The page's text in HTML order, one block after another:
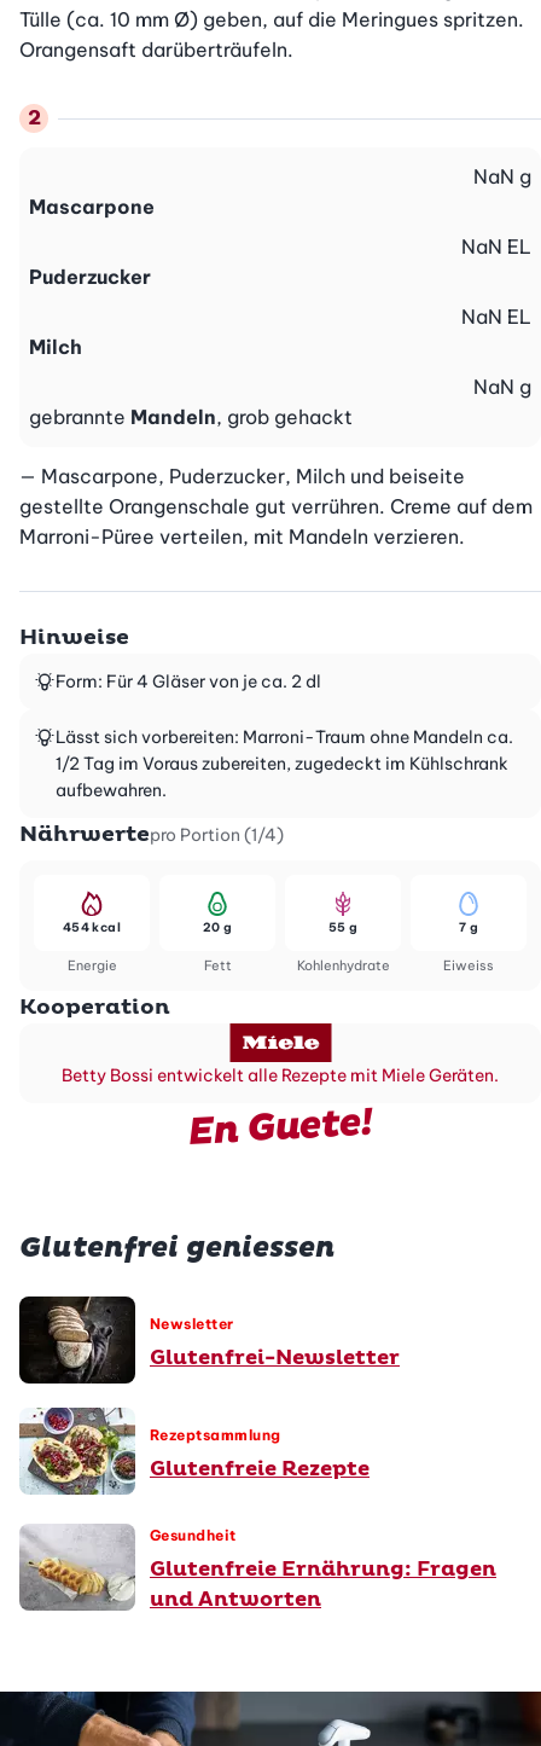
Tülle (ca. 10 mm Ø) geben, auf die Meringues spritzen.
Orangensaft darüberträufeln.
Mascarpone
NaN g
Puderzucker
NaN EL
Milch
NaN EL
gebrannte Mandeln, grob gehackt
NaN g
— Mascarpone, Puderzucker, Milch und beiseite
gestellte Orangenschale gut verrühren. Creme auf dem
Marroni-Püree verteilen, mit Mandeln verzieren.
Hinweise
Form: Für 4 Gläser von je ca. 2 dl
Lässt sich vorbereiten: Marroni-Traum ohne Mandeln ca.
1/2 Tag im Voraus zubereiten, zugedeckt im Kühlschrank
aufbewahren.
Nährwertepro Portion (1/4)
Energie
454 kcal
Fett
20 g
Kohlenhydrate
55 g
Eiweiss
7 g
Kooperation
Betty Bossi entwickelt alle Rezepte mit Miele Geräten.
En Guete!
Glutenfrei geniessen
Newsletter
Glutenfrei-Newsletter
Rezeptsammlung
Glutenfreie Rezepte
Gesundheit
Glutenfreie Ernährung: Fragen
und Antworten